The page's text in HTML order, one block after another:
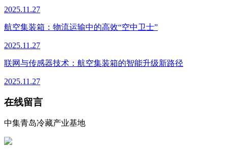
2025.11.27
航空集装箱：物流运输中的高效“空中卫士”
2025.11.27
联网与传感器技术：航空集装箱的智能升级新路径
2025.11.27
在线留言
中集青岛冷藏产业基地